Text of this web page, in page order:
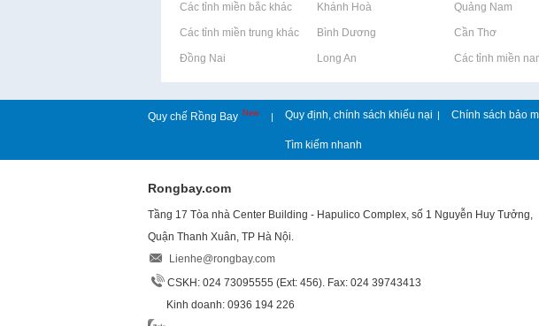
Rao vặt tại Các tỉnh miền bắc khácRao vặt tại Khánh Hoà Rao vặt tại Quảng Nam
Rao vặt tại Các tỉnh miền trung khácRao vặt tại Bình Dương Rao vặt tại Cần Thơ
Rao vặt tại Đồng Nai Rao vặt tại Long An Rao vặt tại Các tỉnh miền
Quy chế Rồng Bay New | Quy định, chính sách khiếu nại | Chính sách bảo
Tìm kiếm nhanh
Rongbay.com
Tầng 17 Tòa nhà Center Building - Hapulico Complex, số 1 Nguyễn Huy Tưởng,
Quận Thanh Xuân, TP Hà Nội.
Lienhe@rongbay.com
CSKH: 024 73095555 (Ext: 456). Fax: 024 39743413
Kinh doanh: 0936 194 226